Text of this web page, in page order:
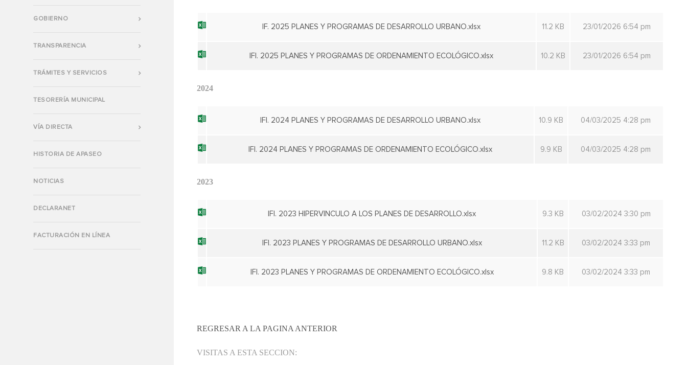
GOBIERNO
TRANSPARENCIA
TRÁMITES Y SERVICIOS
TESORERÍA MUNICIPAL
VÍA DIRECTA
HISTORIA DE APASEO
NOTICIAS
DECLARANET
FACTURACIÓN EN LÍNEA
IF. 2025 PLANES Y PROGRAMAS DE DESARROLLO URBANO.xlsx 11.2 KB 23/01/2026 6:54 pm
IFI. 2025 PLANES Y PROGRAMAS DE ORDENAMIENTO ECOLÓGICO.xlsx 10.2 KB 23/01/2026 6:54 pm
2024
IFI. 2024 PLANES Y PROGRAMAS DE DESARROLLO URBANO.xlsx 10.9 KB 04/03/2025 4:28 pm
IFI. 2024 PLANES Y PROGRAMAS DE ORDENAMIENTO ECOLÓGICO.xlsx 9.9 KB 04/03/2025 4:28 pm
2023
IFI. 2023 HIPERVINCULO A LOS PLANES DE DESARROLLO.xlsx 9.3 KB 03/02/2024 3:30 pm
IFI. 2023 PLANES Y PROGRAMAS DE DESARROLLO URBANO.xlsx 11.2 KB 03/02/2024 3:33 pm
IFI. 2023 PLANES Y PROGRAMAS DE ORDENAMIENTO ECOLÓGICO.xlsx 9.8 KB 03/02/2024 3:33 pm
REGRESAR A LA PAGINA ANTERIOR
VISITAS A ESTA SECCION: